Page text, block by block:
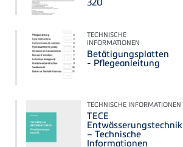
TECHNISCHE
INFORMATIONEN
Betätigungsplatten
- Pflegeanleitung
TECHNISCHE INFORMATIONEN
TECE
Entwässerungstechnik
– Technische
Informationen